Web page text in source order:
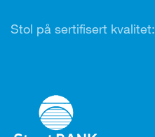
Stol på sertifisert kvalitet: